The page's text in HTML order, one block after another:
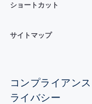
ショートカット
サイトマップ
コンプライアン
ライバシー